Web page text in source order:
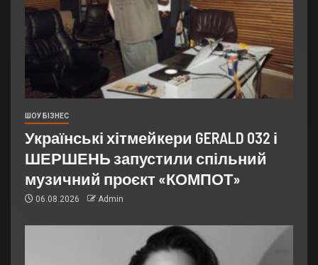
ШОУ БІЗНЕС
Українські хітмейкери GERALD 032 і
ШЕРШЕНЬ запустили спільний
музичний проєкт «КОМПОТ»
06.08.2026 Admin